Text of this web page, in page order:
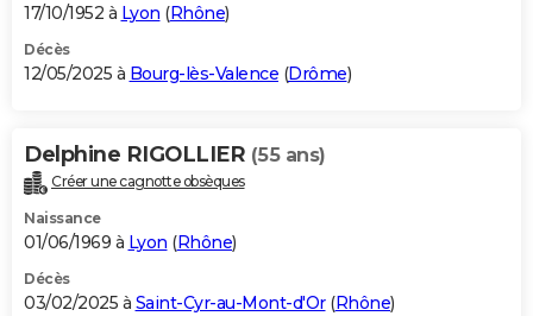
17/10/1952 à Lyon (Rhône)
Décès
12/05/2025 à Bourg-lès-Valence (Drôme)
Delphine RIGOLLIER (55 ans)
Créer une cagnotte obsèques
Naissance
01/06/1969 à Lyon (Rhône)
Décès
03/02/2025 à Saint-Cyr-au-Mont-d'Or(Rhône)